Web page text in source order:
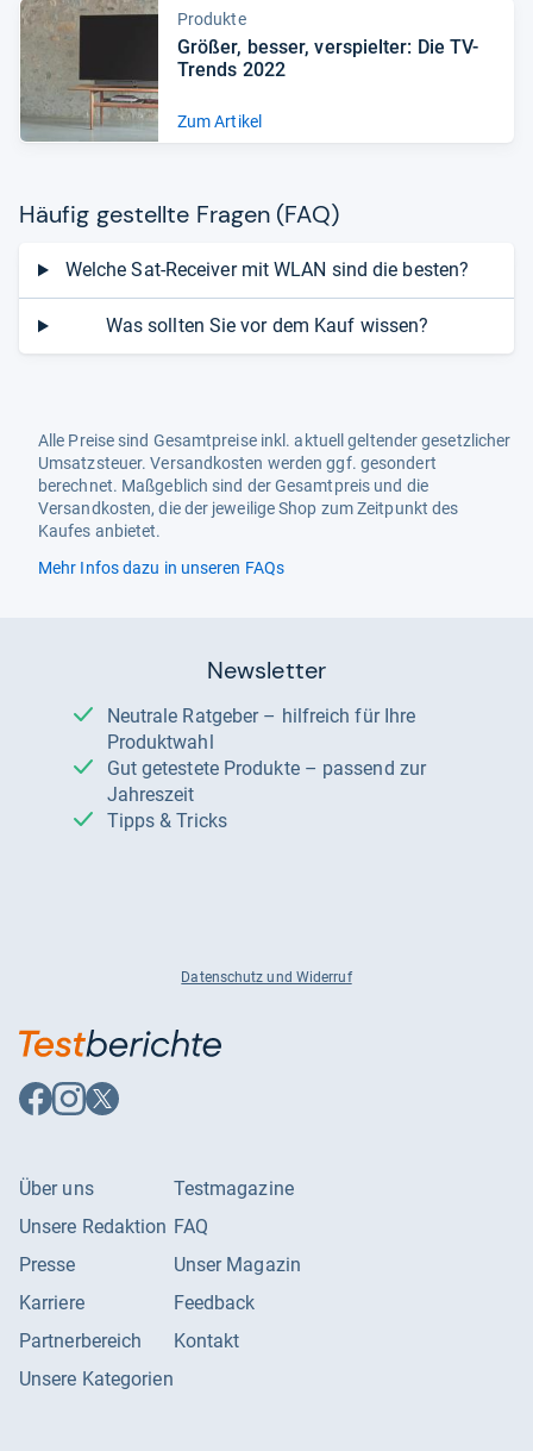
Produkte
Grö­ßer, bes­ser, ver­spiel­ter: Die TV-​
Trends 2022
Zum Artikel
Häu­fig gestellte Fra­gen (FAQ)
Welche Sat-Receiver mit WLAN sind die besten?
Was sollten Sie vor dem Kauf wissen?
Alle Preise sind Gesamtpreise inkl. aktuell geltender gesetzlicher
Umsatzsteuer. Versandkosten werden ggf. gesondert
berechnet. Maßgeblich sind der Gesamtpreis und die
Versandkosten, die der jeweilige Shop zum Zeitpunkt des
Kaufes anbietet.
Mehr Infos dazu in unseren FAQs
Newsletter
Neutrale Ratgeber – hilfreich für Ihre
Produktwahl
Gut getestete Produkte – passend zur
Jahreszeit
Tipps & Tricks
Datenschutz und Widerruf
Auf
Facebook
Auf
Instagram
Auf
X
Über uns
Unsere Redaktion
Presse
Karriere
Partnerbereich
Unsere Kategorien
Testmagazine
FAQ
Unser Magazin
Feedback
Kontakt